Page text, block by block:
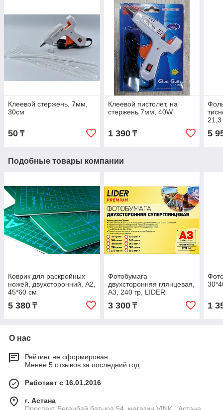
Клеевой стержень, 7мм,
30см
50 ₸
Клеевой пистолет, на
стержень 7мм, 40W
1 390₸ 5
Подобные товары компании
Коврик для раскройных
ножей, двухсторонний, А2,
45*60 см
5 380 ₸
Фотобумага
двухсторонняя глянцевая,
A3, 240 гр, LIDER
3 300₸ 1
О нас
Рейтинг не сформирован
Менее 5 отзывов за последний год
Работает с 16.01.2016
г. Астана